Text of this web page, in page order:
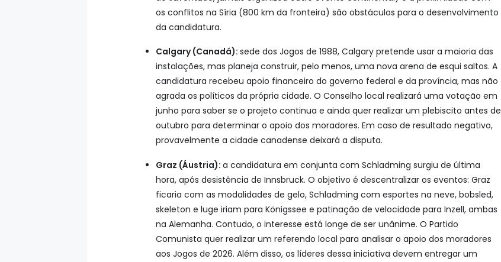
os conflitos na Síria (800 km da fronteira) são obstáculos para o desenvolvimento
da candidatura.
Calgary (Canadá): sede dos Jogos de 1988, Calgary pretende usar a maioria das
instalações, mas planeja construir, pelo menos, uma nova arena de esqui saltos. A
candidatura recebeu apoio financeiro do governo federal e da província, mas não
agrada os políticos da própria cidade. O Conselho local realizará uma votação em
junho para saber se o projeto continua e ainda quer realizar um plebiscito antes de
outubro para determinar o apoio dos moradores. Em caso de resultado negativo,
provavelmente a cidade canadense deixará a disputa.
Graz (Áustria): a candidatura em conjunta com Schladming surgiu de última
hora, após desistência de Innsbruck. O objetivo é descentralizar os eventos: Graz
ficaria com as modalidades de gelo, Schladming com esportes na neve, bobsled,
skeleton e luge iriam para Königssee e patinação de velocidade para Inzell, ambas
na Alemanha. Contudo, o interesse está longe de ser unânime. O Partido
Comunista quer realizar um referendo local para analisar o apoio dos moradores
aos Jogos de 2026. Além disso, os líderes dessa iniciativa devem entregar um